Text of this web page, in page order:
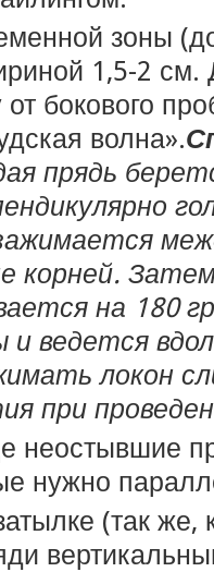
зоны
1,5-2 см.
бокового
волна».
прядь
корней.
на 180
и ведется
локон
при
неостывшие
нужно
(так же,